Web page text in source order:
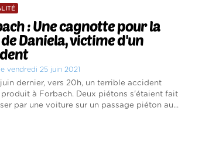
: Une cagnotte pour la
Daniela, victime d'un
vendredi 25 juin 2021
juin dernier, vers 20h, un terrible accident
à Forbach. Deux piétons s'étaient fait
par une voiture sur un passage piéton au...